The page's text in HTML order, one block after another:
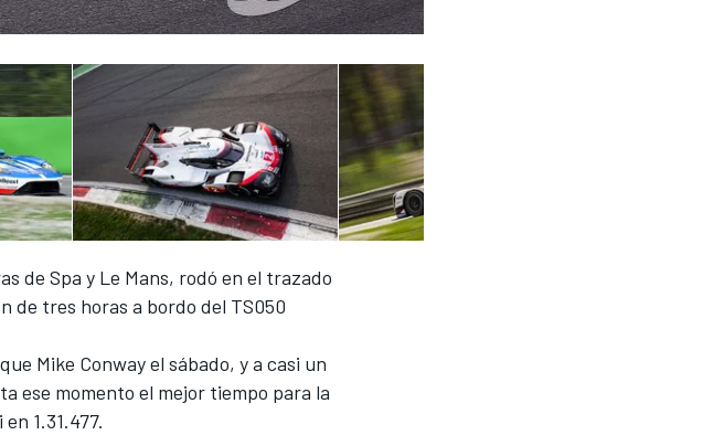
de Spa y Le Mans, rodó en el trazado
de tres horas a bordo del TS050
Mike Conway el sábado, y a casi un
ese momento el mejor tiempo para la
1.31.477.